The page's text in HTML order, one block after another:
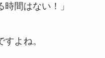
時間はない！」
よね。